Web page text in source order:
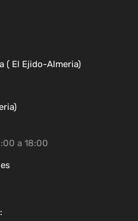
( El Ejido-Almeria)
a 18:00